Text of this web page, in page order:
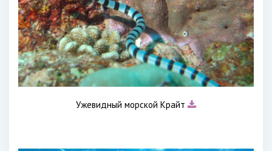
Ужевидный морской Крайт